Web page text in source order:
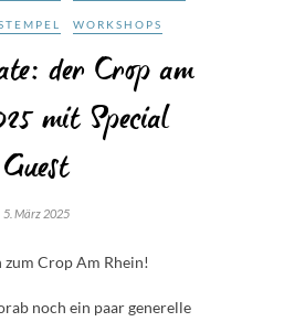
WORKSHOPS
der Crop am
mit Special
Guest
5. März 2025
zum Crop Am Rhein!
noch ein paar generelle